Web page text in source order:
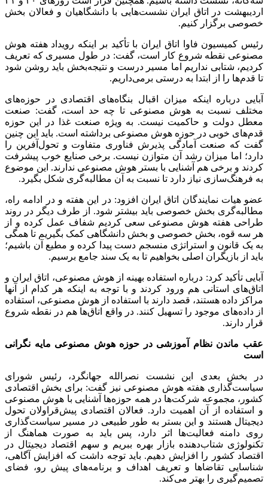
اردیبهشت در اتاق ایران نشست‌هایی با دانشگاهیان و فعالان بخش
خصوصی برگزار کنیم.
رئیس کمیسیون فاوا اتاق ایران با تأکید بر اینکه رویداد هفته هوش
مصنوعی نقطه شروع کار است، گفت: در طول مسیری که تعریف
کردیم، شتابی نداریم اما مسیر درست و نتیجه‌بخش باید روشن شود
تا قدم‌ها را از ابتدا به درستی برمی‌داریم.
آبایی درباره اینکه میزان اقبال بنگاه‌های اقتصادی در حوزه‌های
مختلف نسبت به هوش مصنوعی تا چه حد است، گفت: صنعت
معطل دولت و حاکمیت نیست. به ویژه صنعت غذا در این حوزه
قدم‌های خوبی در حوزه هوش مصنوعی برداشته است. باید این چنین
گفت که صنعت آمادگی پذیرش فناوری متفاوت و تحول‌آفرین را
دارد؛ اما میزان رشد آن متوازن نیست. برخی صنایع خوب پیشرفت
کردند و برخی هم آشنایی با بستر هوش مصنوعی ندارند. این موضوع
به فرهنگ‌سازی نیاز دارد تا نسبت به آن مطالبه‌گری شکل بگیرد.
عضو هیات نمایندگان اتاق ایران افزود: در این هفته و در ادامه راه،
مطالبه‌گری بخش خصوصی باید بیشتر شود. از طرف دیگر در روند
طراحی هفته هوش مصنوعی سعی کردیم شفاف عمل کرده و از
هر سه قوه، بخش خصوصی و بخش دانشگاهی کمک بگیریم تا همگی
به یک قانون و استراتژی منسجم دست پیدا کرده و مطیع آن باشیم؛
باید از بازیگران اصلی بخواهیم تا به یک سند جامع برسیم.
آبایی تأکید کرد: درباره استفاده بهینه از هوش مصنوعی، اتاق ایران و
اتاق‌های استانی هم ورود کردند و با توجه به اینکه هر کدام از آنها
مراکز داده هستند، قصد دارند با استفاده از هوش مصنوعی، استفاده
از داده‌های موجود را تسهیل کنند. در واقع اتاق‌ها هم در نقطه شروع
قرار دارند.
عقب ماندن نظام آموزشی در حوزه هوش مصنوعی مایه نگرانی
است
در بخش بعدی این نشست نصرالله جهانگرد، رئیس شورای
سیاست‌گذاری هفته هوش مصنوعی نیز گفت: برای بخش اقتصادی
کشور، مجموعه شرکت‌ها در همه حوزه‌ها آشنایی با هوش مصنوعی
و استفاده از آن اهمیت دارد. فعالان اقتصادی پیش‌قراولان تحول
دیجیتال هستند و این بستر به طور طبیعی در مسیر سیاست‌گذاری
روی دامنه فعالیت‌ها اثر دارد، پس باید به صورت هماهنگ از
تکنولوژی شتاب‌دهنده بازار بهره ببریم و سهم اقتصاد دیجیتال در
اقتصاد کشور را افزایش دهیم. باید توجه داشت که افزایش آگاهی،
شناسایی تقاضاها و تعریف اهداف و برنامه‌های پیش رو، فضای
تصمیم‌گیری را بهتر می‌کند.